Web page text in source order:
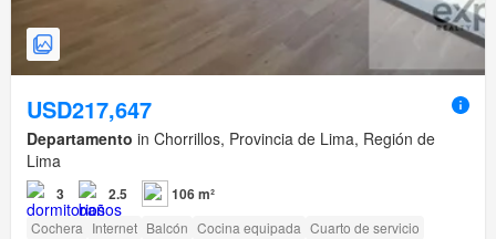
USD217,647
Departamento in Chorrillos, Provincia de Lima, Región de
Lima
3 2.5 106 m²
Cochera Internet Balcón Cocina equipada Cuarto de servicio